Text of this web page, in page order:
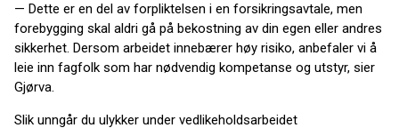
— Dette er en del av forpliktelsen i en forsikringsavtale, men
forebygging skal aldri gå på bekostning av din egen eller andres
sikkerhet. Dersom arbeidet innebærer høy risiko, anbefaler vi å
leie inn fagfolk som har nødvendig kompetanse og utstyr, sier
Gjørva.
Slik unngår du ulykker under vedlikeholdsarbeidet